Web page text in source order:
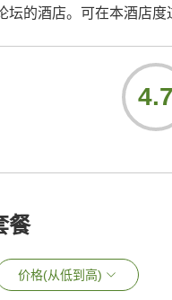
坛的酒店。可在本酒店度
4.7
餐
价格(从低到高)